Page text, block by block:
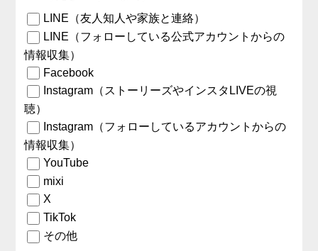
LINE（友人知人や家族と連絡）
LINE（フォローしている公式アカウントからの
情報収集）
Facebook
Instagram（ストーリーズやインスタLIVEの視
聴）
Instagram（フォローしているアカウントからの
情報収集）
YouTube
mixi
X
TikTok
その他